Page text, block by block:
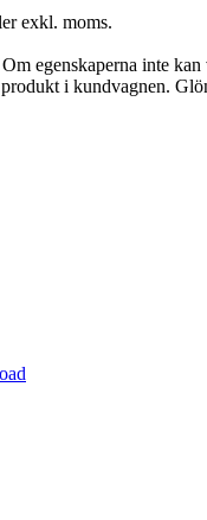
exkl. moms.
egenskaperna inte
i kundvagnen.